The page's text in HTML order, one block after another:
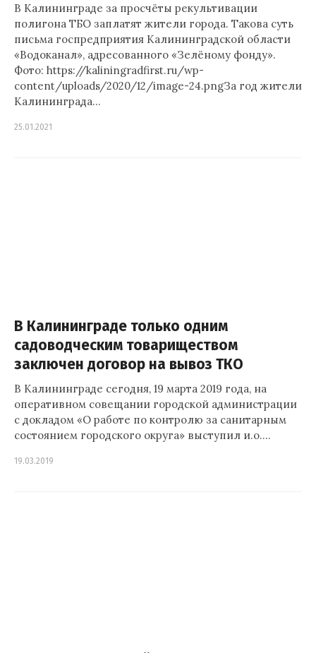
В Калининграде за просчёты рекультивации
полигона ТБО заплатят жители города. Такова суть
письма госпредприятия Калининградской области
«Водоканал», адресованного «Зелёному фонду».
Фото: https://kaliningradfirst.ru/wp-
content/uploads/2020/12/image-24.pngЗа год жители
Калининграда…
25.01.2021
В Калининграде только одним
садоводческим товариществом
заключен договор на вывоз ТКО
В Калининграде сегодня, 19 марта 2019 года, на
оперативном совещании городской администрации
с докладом «О работе по контролю за санитарным
состоянием городского округа» выступил и.о.…
19.03.2019